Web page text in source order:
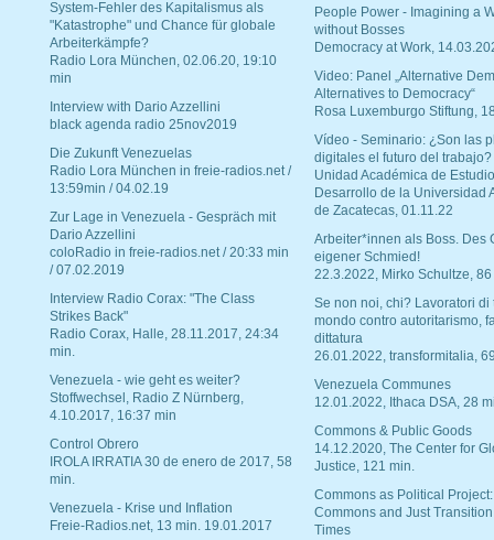
System-Fehler des Kapitalismus als
"Katastrophe" und Chance für globale
Arbeiterkämpfe?
Radio Lora München, 02.06.20, 19:10
min
Interview with Dario Azzellini
black agenda radio 25nov2019
Die Zukunft Venezuelas
Radio Lora München in freie-radios.net /
13:59min / 04.02.19
Zur Lage in Venezuela - Gespräch mit
Dario Azzellini
coloRadio in freie-radios.net / 20:33 min
/ 07.02.2019
Interview Radio Corax: "The Class
Strikes Back"
Radio Corax, Halle, 28.11.2017, 24:34
min.
Venezuela - wie geht es weiter?
Stoffwechsel, Radio Z Nürnberg,
4.10.2017, 16:37 min
Control Obrero
IROLA IRRATIA 30 de enero de 2017, 58
min.
Venezuela - Krise und Inflation
Freie-Radios.net, 13 min. 19.01.2017
People Power - Imagining a
without Bosses
Democracy at Work,
Video: Panel „Alternative
Alternatives to Democracy“
Rosa Luxemburgo Stiftung,
Vídeo - Seminario: ¿Son las
digitales el futuro del trabajo?
Unidad Académica de
Desarrollo de la Universidad
de Zacatecas, 01.11.22
Arbeiter*innen als Boss. Des
eigener Schmied!
22.3.2022, Mirko Schultze, 86
Se non noi, chi? Lavoratori di
mondo contro autoritarismo,
dittatura
26.01.2022, transformitalia,
Venezuela Communes
12.01.2022, Ithaca DSA, 28
Commons & Public Goods
14.12.2020, The Center for
Justice, 121 min.
Commons as Political Project:
Commons and Just
Times